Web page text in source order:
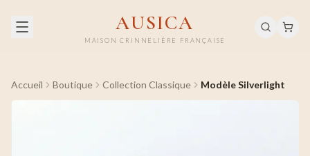
AUSICA
MAISON CRINNELIÈRE FRANÇAISE
Accueil Boutique Collection Classique Modèle Silverlight